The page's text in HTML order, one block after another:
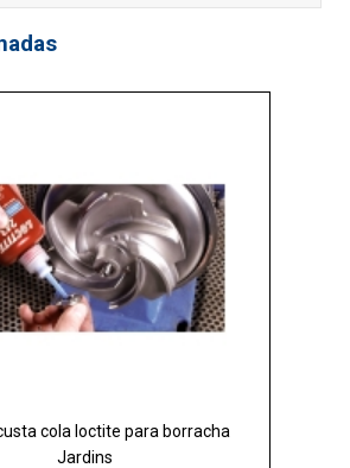
cola loctite para borracha
Jardins